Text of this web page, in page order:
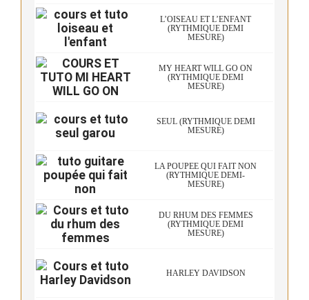
L’OISEAU ET L’ENFANT
(RYTHMIQUE DEMI
MESURE)
MY HEART WILL GO ON
(RYTHMIQUE DEMI
MESURE)
SEUL (RYTHMIQUE DEMI
MESURE)
LA POUPÉE QUI FAIT NON
(RYTHMIQUE DEMI-
MESURE)
DU RHUM DES FEMMES
(RYTHMIQUE DEMI
MESURE)
HARLEY DAVIDSON